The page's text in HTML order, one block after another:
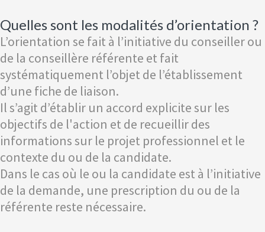
Quelles sont les modalités d’orientation ?
L’orientation se fait à l’initiative du conseiller ou
de la conseillère référente et fait
systématiquement l’objet de l’établissement
d’une fiche de liaison.
Il s’agit d’établir un accord explicite sur les
objectifs de l'action et de recueillir des
informations sur le projet professionnel et le
contexte du ou de la candidate.
Dans le cas où le ou la candidate est à l’initiative
de la demande, une prescription du ou de la
référente reste nécessaire.